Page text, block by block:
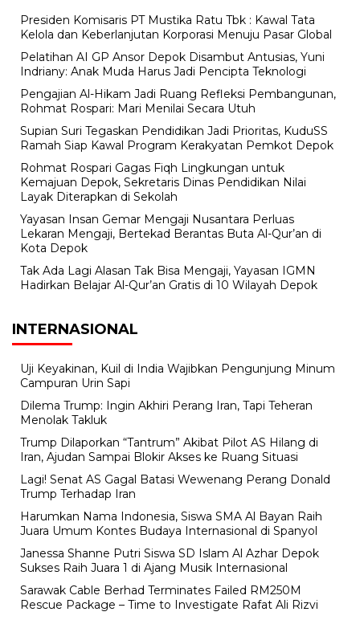
Presiden Komisaris PT Mustika Ratu Tbk : Kawal Tata
Kelola dan Keberlanjutan Korporasi Menuju Pasar Global
Pelatihan AI GP Ansor Depok Disambut Antusias, Yuni
Indriany: Anak Muda Harus Jadi Pencipta Teknologi
Pengajian Al-Hikam Jadi Ruang Refleksi Pembangunan,
Rohmat Rospari: Mari Menilai Secara Utuh
Supian Suri Tegaskan Pendidikan Jadi Prioritas, KuduSS
Ramah Siap Kawal Program Kerakyatan Pemkot Depok
Rohmat Rospari Gagas Fiqh Lingkungan untuk
Kemajuan Depok, Sekretaris Dinas Pendidikan Nilai
Layak Diterapkan di Sekolah
Yayasan Insan Gemar Mengaji Nusantara Perluas
Lekaran Mengaji, Bertekad Berantas Buta Al-Qur’an di
Kota Depok
Tak Ada Lagi Alasan Tak Bisa Mengaji, Yayasan IGMN
Hadirkan Belajar Al-Qur’an Gratis di 10 Wilayah Depok
INTERNASIONAL
Uji Keyakinan, Kuil di India Wajibkan Pengunjung Minum
Campuran Urin Sapi
Dilema Trump: Ingin Akhiri Perang Iran, Tapi Teheran
Menolak Takluk
Trump Dilaporkan “Tantrum” Akibat Pilot AS Hilang di
Iran, Ajudan Sampai Blokir Akses ke Ruang Situasi
Lagi! Senat AS Gagal Batasi Wewenang Perang Donald
Trump Terhadap Iran
Harumkan Nama Indonesia, Siswa SMA Al Bayan Raih
Juara Umum Kontes Budaya Internasional di Spanyol
Janessa Shanne Putri Siswa SD Islam Al Azhar Depok
Sukses Raih Juara 1 di Ajang Musik Internasional
Sarawak Cable Berhad Terminates Failed RM250M
Rescue Package – Time to Investigate Rafat Ali Rizvi